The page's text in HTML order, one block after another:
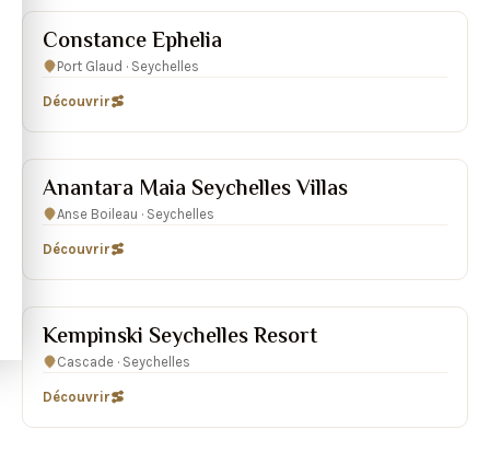
Constance Ephelia
Port Glaud · Seychelles
Découvrir
Anantara Maia Seychelles Villas
Anse Boileau · Seychelles
Découvrir
Kempinski Seychelles Resort
Cascade · Seychelles
Découvrir